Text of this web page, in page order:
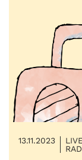
13.11.2023